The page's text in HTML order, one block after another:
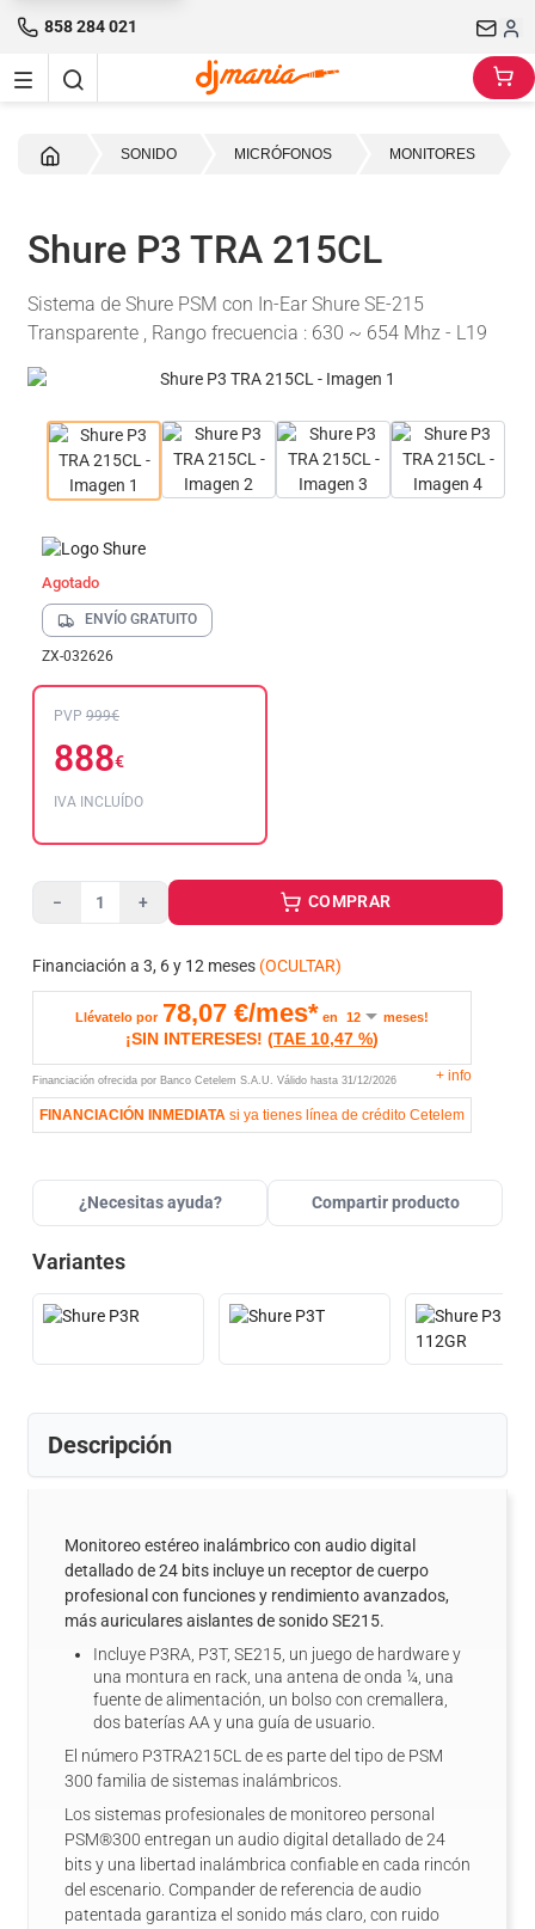
858 284 021
SONIDO MICRÓFONOS MONITORES
Shure P3 TRA 215CL
Sistema de Shure PSM con In-Ear Shure SE-215
Transparente , Rango frecuencia : 630 ~ 654 Mhz - L19
Agotado
ENVÍO GRATUITO
ZX-032626
PVP 999€
888€
IVA INCLUÍDO
− + COMPRAR
Financiación a 3, 6 y 12 meses (OCULTAR)
Llévatelo por 78,07 €/mes* en meses!
¡SIN INTERESES! (TAE 10,47 %)
Financiación ofrecida por Banco Cetelem S.A.U. Válido hasta 31/12/2026 + info
FINANCIACIÓN INMEDIATA si ya tienes línea de crédito Cetelem
¿Necesitas ayuda? Compartir producto
Variantes
Descripción
Monitoreo estéreo inalámbrico con audio digital
detallado de 24 bits incluye un receptor de cuerpo
profesional con funciones y rendimiento avanzados,
más auriculares aislantes de sonido SE215.
Incluye P3RA, P3T, SE215, un juego de hardware y
una montura en rack, una antena de onda ¼, una
fuente de alimentación, un bolso con cremallera,
dos baterías AA y una guía de usuario.
El número P3TRA215CL de es parte del tipo de PSM
300 familia de sistemas inalámbricos.
Los sistemas profesionales de monitoreo personal
PSM®300 entregan un audio digital detallado de 24
bits y una libertad inalámbrica confiable en cada rincón
del escenario. Compander de referencia de audio
patentada garantiza el sonido más claro, con ruido